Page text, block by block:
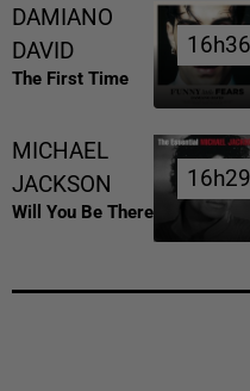
DAMIANO
DAVID
The First Time
16h36
16h36
MICHAEL
JACKSON
Will You Be There
16h29
16h29